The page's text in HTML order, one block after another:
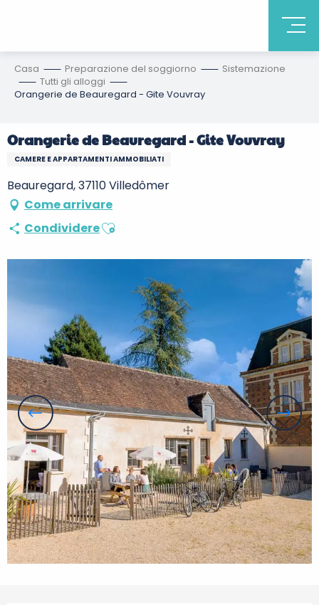
Casa Preparazione del soggiorno
Sistemazione
Tutti gli alloggi
Orangerie de Beauregard - Gite Vouvray
Orangerie de Beauregard - Gite Vouvray
CAMERE E APPARTAMENTI AMMOBILIATI
Beauregard, 37110 Villedômer
Come arrivare
CondividereAjouter aux favoris